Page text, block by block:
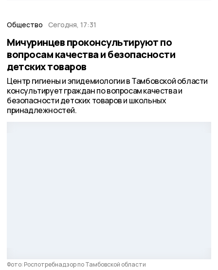
Общество Сегодня, 17:31
Мичуринцев проконсультируют по
вопросам качества и безопасности
детских товаров
Центр гигиены и эпидемиологии в Тамбовской области
консультирует граждан по вопросам качества и
безопасности детских товаров и школьных
принадлежностей.
Фото: Роспотребнадзор по Тамбовской области